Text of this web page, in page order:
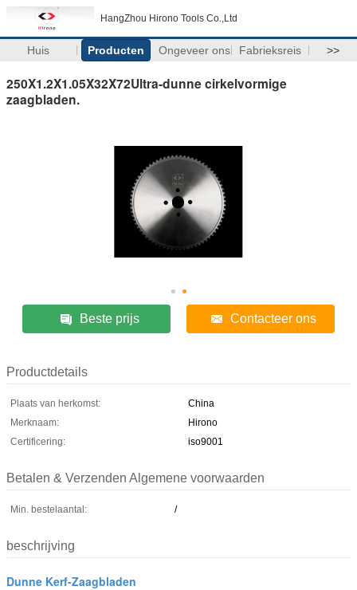
HangZhou Hirono Tools Co.,Ltd
Huis Producten Ongeveer ons Fabrieksreis >>
250X1.2X1.05X32X72Ultra-dunne cirkelvormige
zaagbladen.
Beste prijs Contacteer ons
Productdetails
Plaats van herkomst:
China
Merknaam:
Hirono
Certificering:
iso9001
Betalen & Verzenden Algemene voorwaarden
Min. bestelaantal: /
beschrijving
Dunne Kerf-Zaagbladen